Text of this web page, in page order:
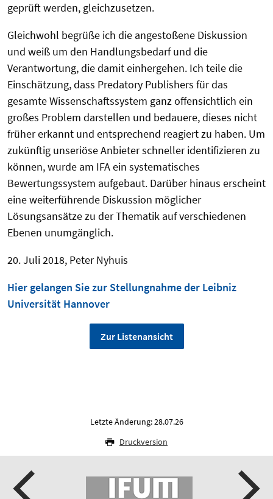
geprüft werden, gleichzusetzen.
Gleichwohl begrüße ich die angestoßene Diskussion
und weiß um den Handlungsbedarf und die
Verantwortung, die damit einhergehen. Ich teile die
Einschätzung, dass Predatory Publishers für das
gesamte Wissenschaftssystem ganz offensichtlich ein
großes Problem darstellen und bedauere, dieses nicht
früher erkannt und entsprechend reagiert zu haben. Um
zukünftig unseriöse Anbieter schneller identifizieren zu
können, wurde am IFA ein systematisches
Bewertungssystem aufgebaut. Darüber hinaus erscheint
eine weiterführende Diskussion möglicher
Lösungsansätze zu der Thematik auf verschiedenen
Ebenen unumgänglich.
20. Juli 2018, Peter Nyhuis
Hier gelangen Sie zur Stellungnahme der Leibniz
Universität Hannover
Zur Listenansicht
Letzte Änderung: 28.07.26
Druckversion